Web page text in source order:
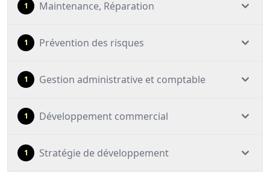
1 Maintenance, Réparation
1 Prévention des risques
1 Gestion administrative et comptable
1 Développement commercial
1 Stratégie de développement